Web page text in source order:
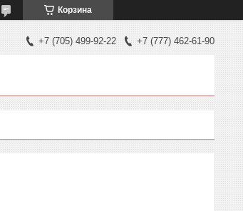
Корзина
+7 (705) 499-92-22 +7 (777) 462-61-90